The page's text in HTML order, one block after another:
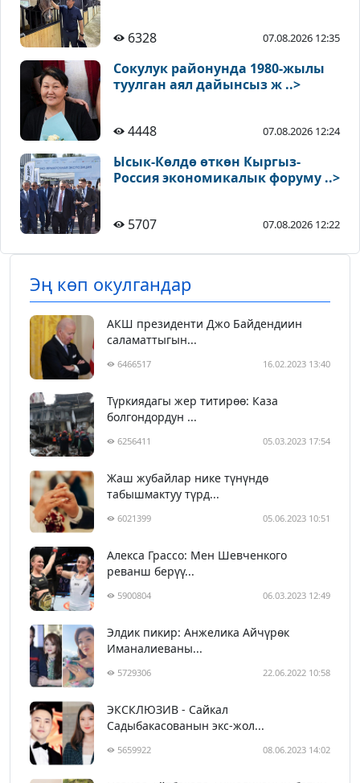
6328 07.08.2026 12:35
Сокулук районунда 1980-жылы
туулган аял дайынсыз ж ..>
4448 07.08.2026 12:24
Ысык-Көлдө өткөн Кыргыз-
Россия экономикалык форуму ..>
5707 07.08.2026 12:22
Эң көп окулгандар
АКШ президенти Джо Байдендиин
саламаттыгын...
6466517 16.02.2023 13:40
Түркиядагы жер титирөө: Каза
болгондордун ...
6256411 05.03.2023 17:54
Жаш жубайлар нике түнүндө
табышмактуу түрд...
6021399 05.06.2023 10:51
Алекса Грассо: Мен Шевченкого
реванш берүү...
5900804 06.03.2023 12:49
Элдик пикир: Анжелика Айчүрөк
Иманалиеваны...
5729306 22.06.2022 10:58
ЭКСКЛЮЗИВ - Сайкал
Садыбакасованын экс-жол...
5659922 08.06.2023 14:02